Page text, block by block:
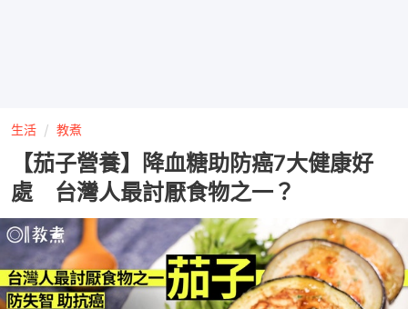
生活 教煮
【茄子營養】降血糖助防癌7大健康好
處 台灣人最討厭食物之一？